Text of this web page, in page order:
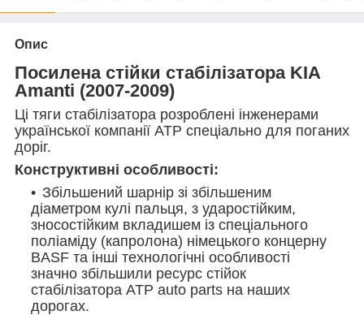
Опис
Посилена стійки стабілізатора KIA
Amanti (2007-2009)
Ці тяги стабілізатора розроблені інженерами
української компанії АТР спеціально для поганих
доріг.
Конструктивні особливості:
Збільшений шарнір зі збільшеним
діаметром кулі пальця, з ударостійким,
зносостійким вкладишем із спеціального
поліаміду (капролона) німецького концерну
BASF та інші технологічні особливості
значно збільшили ресурс стійок
стабілізатора АТР auto parts на наших
дорогах.